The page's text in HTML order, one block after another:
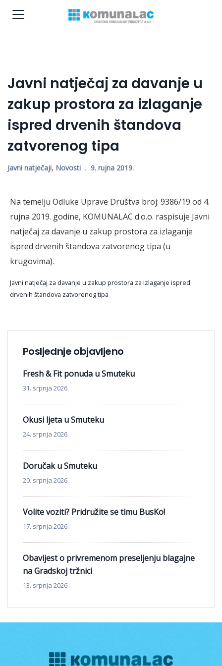
Javni natječaj za davanje u
zakup prostora za izlaganje
ispred drvenih štandova
zatvorenog tipa
Javni natječaji, Novosti 9. rujna 2019.
Na temelju Odluke Uprave Društva broj: 9386/19 od 4.
rujna 2019. godine, KOMUNALAC d.o.o. raspisuje Javni
natječaj za davanje u zakup prostora za izlaganje
ispred drvenih štandova zatvorenog tipa (u
krugovima).
Javni natječaj za davanje u zakup prostora za izlaganje ispred
drvenih štandova zatvorenog tipa
Posljednje objavljeno
Fresh & Fit ponuda u Smuteku
31. srpnja 2026.
Okusi ljeta u Smuteku
24. srpnja 2026.
Doručak u Smuteku
20. srpnja 2026.
Volite voziti? Pridružite se timu BusKo!
17. srpnja 2026.
Obavijest o privremenom preseljenju blagajne
na Gradskoj tržnici
13. srpnja 2026.